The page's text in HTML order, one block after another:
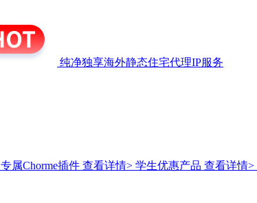
纯净独享海外静态住宅代理IP服务
专属Chorme插件 查看详情> 学生优惠产品 查看详情>